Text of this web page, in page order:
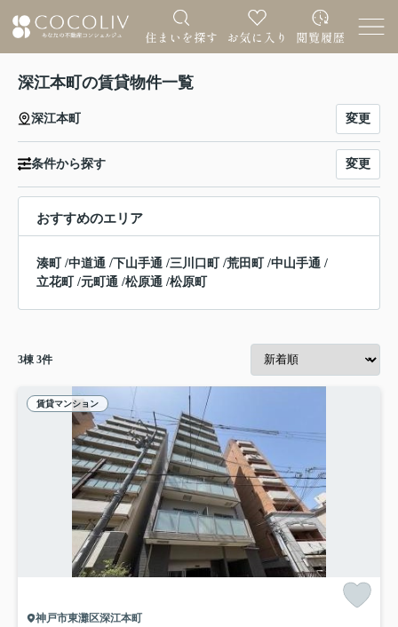
深江本町の賃貸物件一覧
深江本町 変更
条件から探す 変更
おすすめのエリア
湊町/中道通 /下山手通 /三川口町/荒田町/中山手通 /
立花町/元町通 /松原通 /松原町
3棟 3件
賃貸マンション
神戸市東灘区深江本町